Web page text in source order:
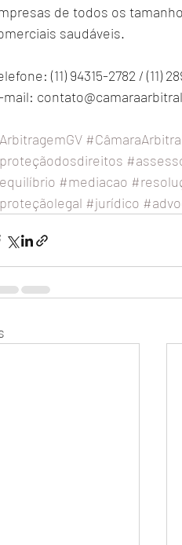
de todos os
saudáveis.
(11) 94315-2782 / (11)
mail:
#mediacao
#jurídico